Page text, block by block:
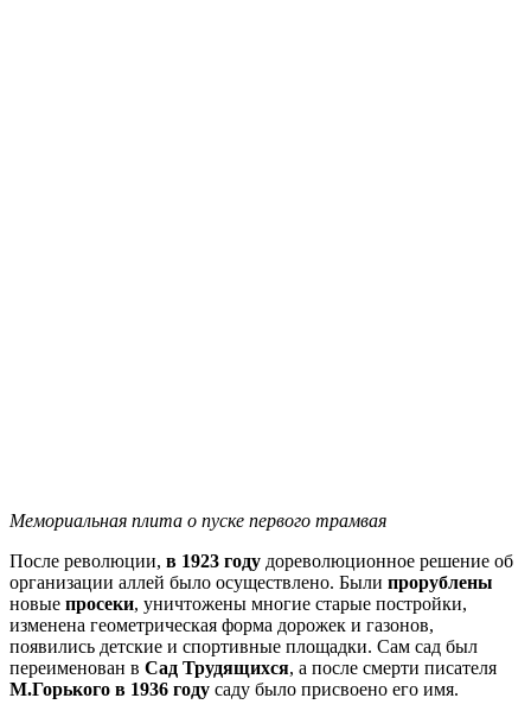
Мемориальная плита о пуске первого трамвая
После революции, в 1923 году дореволюционное решение об
организации аллей было осуществлено. Были прорублены
новые просеки, уничтожены многие старые постройки,
изменена геометрическая форма дорожек и газонов,
появились детские и спортивные площадки. Сам сад был
переименован в Сад Трудящихся, а после смерти писателя
М.Горького в 1936 году саду было присвоено его имя.